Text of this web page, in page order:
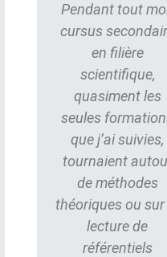
Pendant tout
cursus
en filière
scientifique,
quasiment les
seules
que j’ai suivies,
tournaient
de méthodes
théoriques ou sur
lecture de
référentiels